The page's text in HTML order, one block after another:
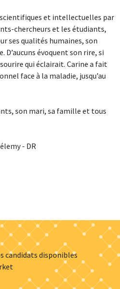
et intellectuelles par
chercheurs et les étudiants,
ses qualités humaines, son
évoquent son rire, si
qui éclairait. Carine a fait
face à la maladie, jusqu’au
son mari, sa famille et tous
- DR
candidats disponibles